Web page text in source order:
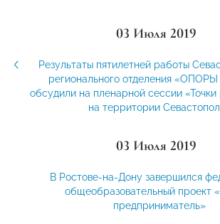
03 Июля 2019
Результаты пятилетней работы
регионального отделения
обсудили на пленарной сессии «Точки
на территории
03 Июля 2019
В Ростове-на-Дону завершился
общеобразовательный проект
предприниматель»